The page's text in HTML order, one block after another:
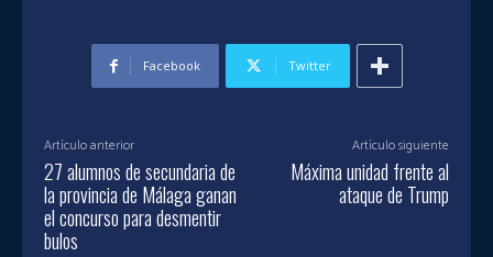
Facebook Twitter
Artículo anterior
27 alumnos de secundaria de
la provincia de Málaga ganan
el concurso para desmentir
bulos
Artículo siguiente
Máxima unidad frente al
ataque de Trump